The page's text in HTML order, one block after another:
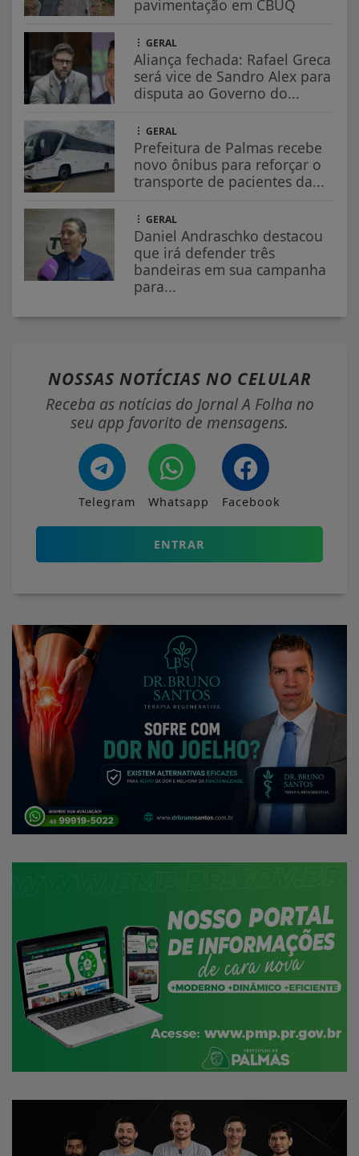
pavimentação em CBUQ
GERAL
Aliança fechada: Rafael Greca
será vice de Sandro Alex para
disputa ao Governo do...
GERAL
Prefeitura de Palmas recebe
novo ônibus para reforçar o
transporte de pacientes da...
GERAL
Daniel Andraschko destacou
que irá defender três
bandeiras em sua campanha
para...
NOSSAS NOTÍCIAS NO CELULAR
Receba as notícias do Jornal A Folha no
seu app favorito de mensagens.
Telegram Whatsapp Facebook
ENTRAR